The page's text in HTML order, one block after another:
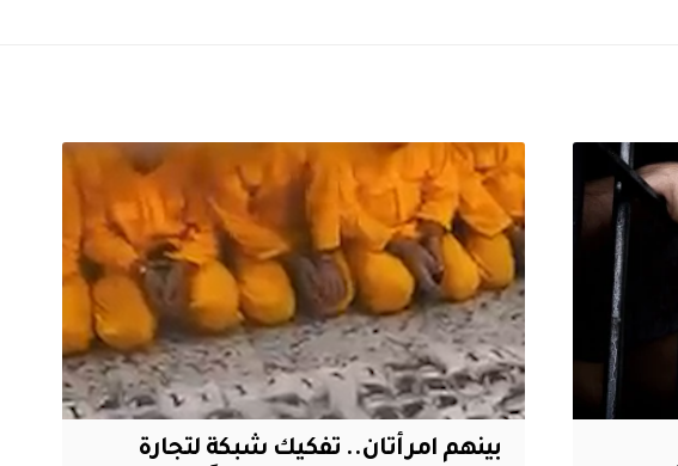
بينهم امرأتان.. تفكيك شبكة لتجارة